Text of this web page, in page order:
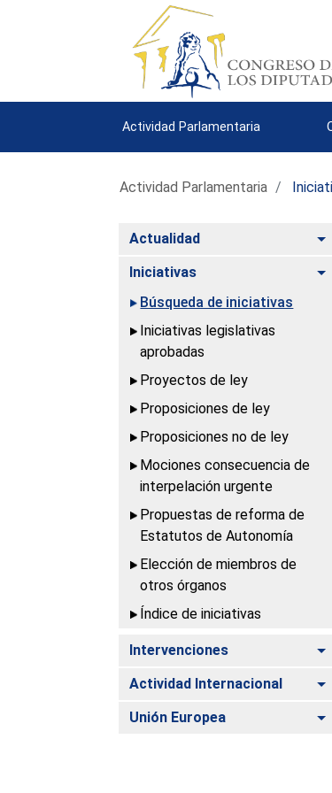
Actividad Parlamentaria
Actividad Parlamentaria
Actualidad
Iniciativas
Búsqueda de iniciativas
Iniciativas legislativas
aprobadas
Proyectos de ley
Proposiciones de ley
Proposiciones no de ley
Mociones consecuencia de
interpelación urgente
Propuestas de reforma de
Estatutos de Autonomía
Elección de miembros de
otros órganos
Índice de iniciativas
Intervenciones
Actividad Internacional
Unión Europea